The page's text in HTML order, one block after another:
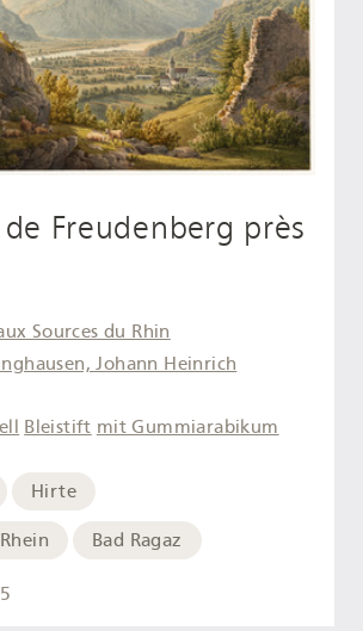
Freudenberg près
Sources du Rhin
Johann Heinrich
Bleistift mit Gummiarabikum
Hirte
Rhein Bad Ragaz